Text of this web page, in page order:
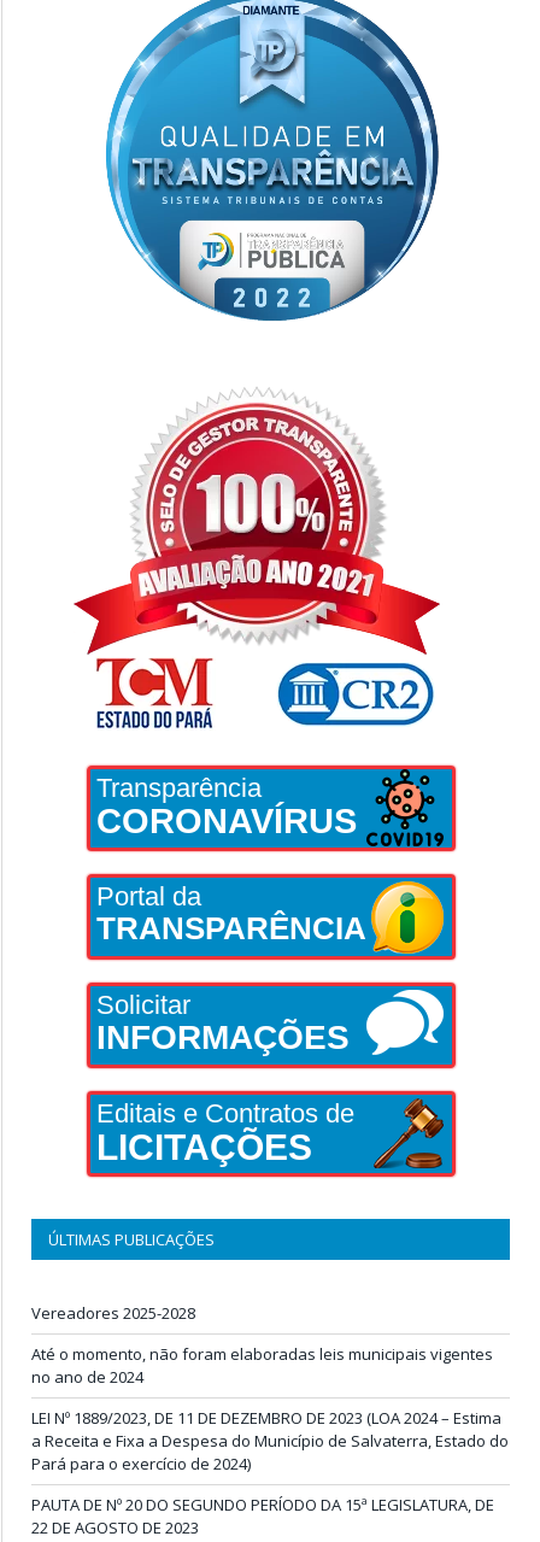
Transparência
CORONAVÍRUS
Portal da
TRANSPARÊNCIA
Solicitar
INFORMAÇÕES
Editais e Contratos de
LICITAÇÕES
ÚLTIMAS PUBLICAÇÕES
Vereadores 2025-2028
Até o momento, não foram elaboradas leis municipais vigentes
no ano de 2024
LEI Nº 1889/2023, DE 11 DE DEZEMBRO DE 2023 (LOA 2024 – Estima
a Receita e Fixa a Despesa do Município de Salvaterra, Estado do
Pará para o exercício de 2024)
PAUTA DE Nº 20 DO SEGUNDO PERÍODO DA 15ª LEGISLATURA, DE
22 DE AGOSTO DE 2023